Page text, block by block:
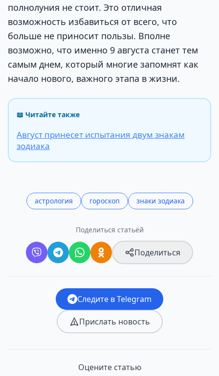
полнолуния не стоит. Это отличная
возможность избавиться от всего, что
больше не приносит пользы. Вполне
возможно, что именно 9 августа станет тем
самым днем, который многие запомнят как
начало нового, важного этапа в жизни.
📖 Читайте также
Август принесет испытания двум знакам
зодиака
астрология гороскоп знаки зодиака
Поделиться статьёй
Поделиться
Следите в Telegram
Прислать новость
Оцените статью